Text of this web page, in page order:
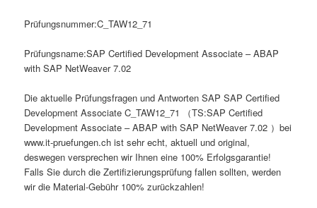
Prüfungsnummer:C_TAW12_71
Prüfungsname:SAP Certified Development Associate – ABAP
with SAP NetWeaver 7.02
Die aktuelle Prüfungsfragen und Antworten SAP SAP Certified
Development Associate C_TAW12_71 （TS:SAP Certified
Development Associate – ABAP with SAP NetWeaver 7.02 ）bei
www.it-pruefungen.ch ist sehr echt, aktuell und original,
deswegen versprechen wir Ihnen eine 100% Erfolgsgarantie!
Falls Sie durch die Zertifizierungsprüfung fallen sollten, werden
wir die Material-Gebühr 100% zurückzahlen!